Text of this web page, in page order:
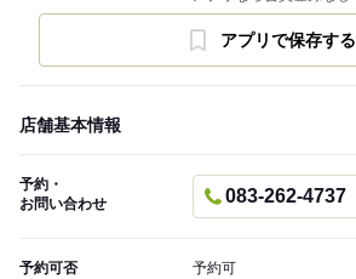
アプリで保存する
店舗基本情報
予約・
お問い合わせ
083-262-4737
予約可否 予約可